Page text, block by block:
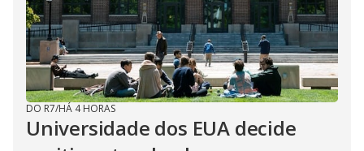
DO R7/HÁ 4 HORAS
Universidade dos EUA decide